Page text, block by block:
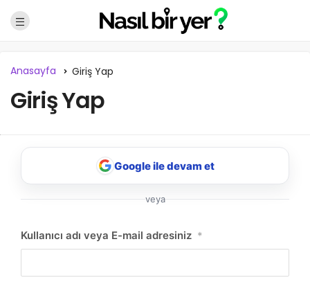
Anasayfa Giriş Yap
Giriş Yap
Google ile devam et
veya
Kullanıcı adı veya E-mail adresiniz *
NBY Akıllı Asistan
AI kullanmadan, sitedeki gerçek yerlerle akıllı rota